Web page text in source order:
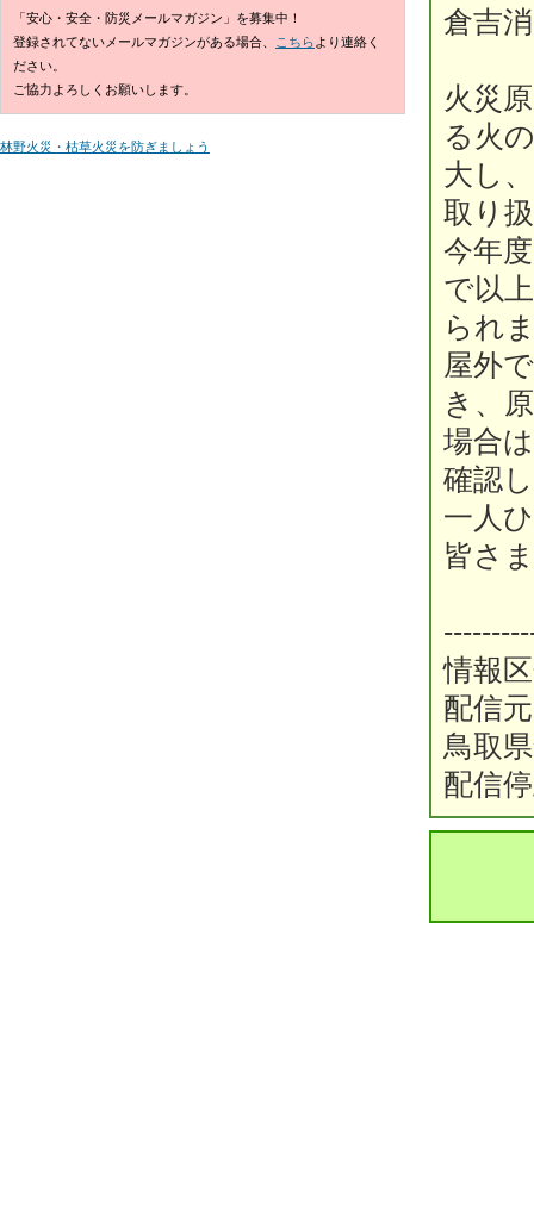
倉吉
火災
る火
大し
取り
今年
で以
られ
屋外
き、
場合
確認
一人
皆さ
情報
配信
鳥取
配信
「安心・安全・防災メールマガジン」を募集中！
登録されてないメールマガジンがある場合、
こちら より連絡く
ださい。
ご協力よろしくお願いします。
林野火災・枯草火災を防ぎましょう